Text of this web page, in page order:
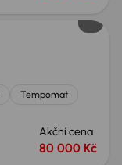
Tempomat
Akční cena
80 000 Kč